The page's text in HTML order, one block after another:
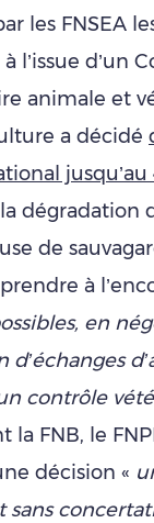
les FNSEA
l’issue d’un
animale et
a décidé
dégradation
de
à
en
contrôle
la FNB, le
décision «
sans